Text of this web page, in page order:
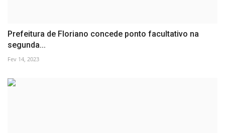
Prefeitura de Floriano concede ponto facultativo na
segunda...
Fev 14, 2023